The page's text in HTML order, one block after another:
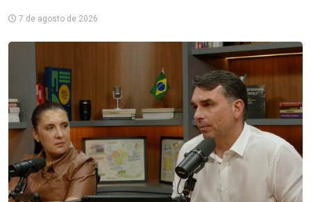
7 de agosto de 2026